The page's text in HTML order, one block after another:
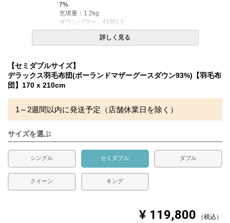
7%
充填量：1.2kg
ダウンパワー：410以上
※側生地ダウンプルーフ加工
備考
・配送日指定OK！
※北海道・沖縄・離島等一部地域へのお届けは別途送料が
発生する場合がございます。また発送予定も変更になる場
※できる限り実際の色を再現するよう心がけております
が、閲覧環境により誤差がでる場合がございますのでご了
承ください。
詳しく見る
【セミダブルサイズ】
デラックス羽毛布団(ポーランドマザーグースダウン93%)【羽毛布
団】170 x 210cm
1～2週間以内に発送予定（店舗休業日を除く）
サイズを選ぶ
シングル セミダブル ダブル
クイーン キング
¥ 119,800 税込